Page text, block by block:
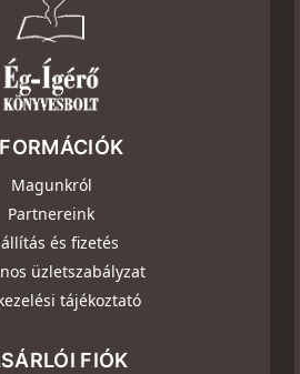
Magunkról
Partnereink
és fizetés
üzletszabályzat
tájékoztató
FIÓK